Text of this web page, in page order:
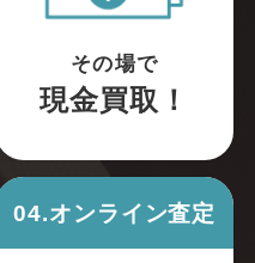
その場で
現金買取！
04.オンライン査定